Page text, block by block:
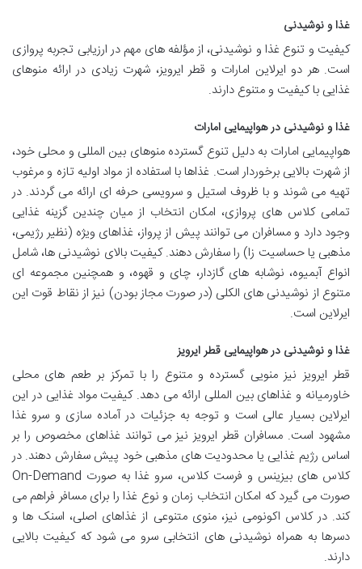
غذا و نوشیدنی
کیفیت و تنوع غذا و نوشیدنی، از مؤلفه های مهم در ارزیابی تجربه پروازی
است. هر دو ایرلاین امارات و قطر ایرویز، شهرت زیادی در ارائه منوهای
غذایی با کیفیت و متنوع دارند.
غذا و نوشیدنی در هواپیمایی امارات
هواپیمایی امارات به دلیل تنوع گسترده منوهای بین المللی و محلی خود،
از شهرت بالایی برخوردار است. غذاها با استفاده از مواد اولیه تازه و مرغوب
تهیه می شوند و با ظروف استیل و سرویسی حرفه ای ارائه می گردند. در
تمامی کلاس های پروازی، امکان انتخاب از میان چندین گزینه غذایی
وجود دارد و مسافران می توانند پیش از پرواز، غذاهای ویژه (نظیر رژیمی،
مذهبی یا حساسیت زا) را سفارش دهند. کیفیت بالای نوشیدنی ها، شامل
انواع آبمیوه، نوشابه های گازدار، چای و قهوه، و همچنین مجموعه ای
متنوع از نوشیدنی های الکلی (در صورت مجاز بودن) نیز از نقاط قوت این
ایرلاین است.
غذا و نوشیدنی در هواپیمایی قطر ایرویز
قطر ایرویز نیز منویی گسترده و متنوع را با تمرکز بر طعم های محلی
خاورمیانه و غذاهای بین المللی ارائه می دهد. کیفیت مواد غذایی در این
ایرلاین بسیار عالی است و توجه به جزئیات در آماده سازی و سرو غذا
مشهود است. مسافران قطر ایرویز نیز می توانند غذاهای مخصوص را بر
اساس رژیم غذایی یا محدودیت های مذهبی خود پیش سفارش دهند. در
کلاس های بیزینس و فرست کلاس، سرو غذا به صورت On-Demand
صورت می گیرد که امکان انتخاب زمان و نوع غذا را برای مسافر فراهم می
کند. در کلاس اکونومی نیز، منوی متنوعی از غذاهای اصلی، اسنک ها و
دسرها به همراه نوشیدنی های انتخابی سرو می شود که کیفیت بالایی
دارند.